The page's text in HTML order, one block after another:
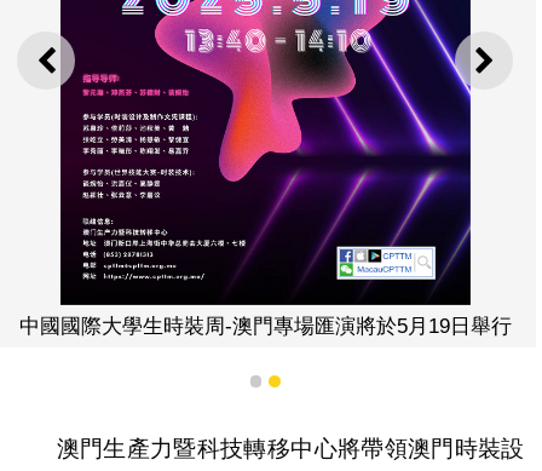
上一則 下一
中國國際大學生時裝周-澳門專場匯演將於5月19日舉行
1 2
澳門生產力暨科技轉移中心將帶領澳門時裝設